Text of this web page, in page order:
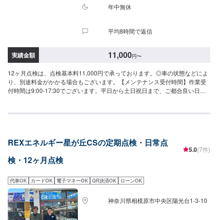
年中無休
平均8時間で返信
実績金額 11,000円〜
12ヶ月点検は、点検基本料11,000円で承っております。◎車の状態などによ
り、別途料金がかかる場合もございます。【メンテナンス受付時間】作業受
付時間は9:00-17:30でございます。平日から土日祝日まで、ご都合良い日程
REXエネルギー星が丘CSの定期点検・日常点
検・12ヶ月点検
5.0(7件)
代車OK カードOK 電子マネーOK QR決済OK ローンOK
神奈川県相模原市中央区陽光台1-3-10